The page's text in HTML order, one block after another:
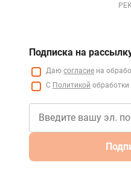
Подписка на
Даю согласие на
С Политикой обработки